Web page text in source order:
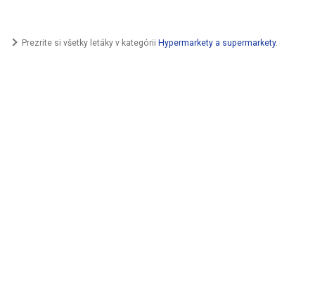
Prezrite si všetky letáky v kategórii Hypermarkety a supermarkety.